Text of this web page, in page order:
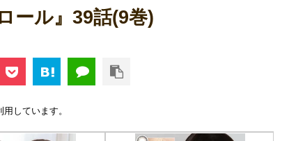
ール』39話(9巻)
しています。